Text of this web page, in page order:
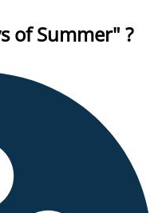
of Summer" ?